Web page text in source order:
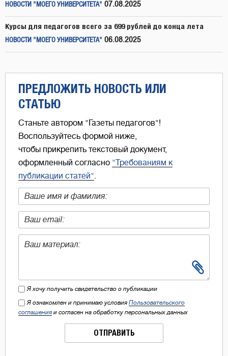
НОВОСТИ "МОЕГО УНИВЕРСИТЕТА" 07.08.2025
Курсы для педагогов всего за 699 рублей до конца лета
НОВОСТИ "МОЕГО УНИВЕРСИТЕТА" 06.08.2025
ПРЕДЛОЖИТЬ НОВОСТЬ ИЛИ
СТАТЬЮ
Станьте автором "Газеты педагогов"!
Воспользуйтесь формой ниже,
чтобы прикрепить текстовый документ,
оформленный согласно "Требованиям к
публикации статей".
Я хочу получить свидетельство о публикации
Я ознакомлен и принимаю условия Пользовательского
соглашения и согласен на обработку персональных данных
ОТПРАВИТЬ